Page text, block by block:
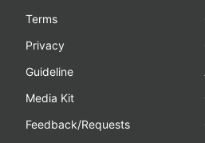
Terms
Privacy
Guideline
Media Kit
Feedback/Requests